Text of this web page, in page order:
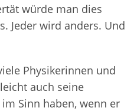
würde man dies
Jeder wird anders. Und
Physikerinnen und
auch seine
Sinn haben, wenn er